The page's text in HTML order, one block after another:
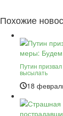
Похожие
Путин
высылать
18